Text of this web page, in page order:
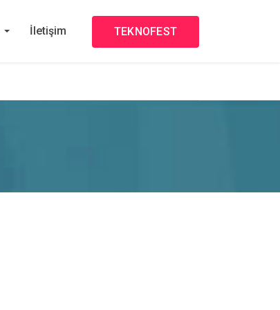
İletişim TEKNOFEST